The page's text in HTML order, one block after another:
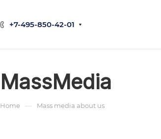
+7-495-850-42-01
MassMedia
Home — Mass media about us